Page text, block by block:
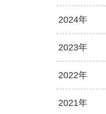
2026年7月
2026年6月
2026年5月
2026年4月
2025年12月
2025年11月
2025年10月
2025年9月
2024年
2024年12月
2024年11月
2024年10月
2023年
2023年12月
2023年11月
2022年
2022年12月
2021年